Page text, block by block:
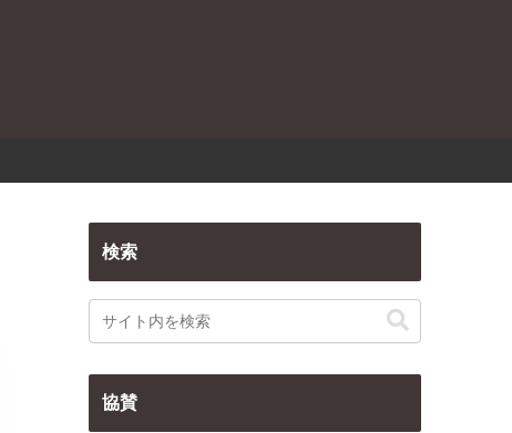
検索
協賛